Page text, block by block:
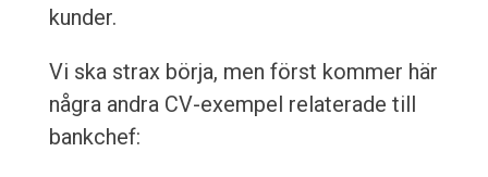
kunder.
Vi ska strax börja, men först kommer här
några andra CV-exempel relaterade till
bankchef: